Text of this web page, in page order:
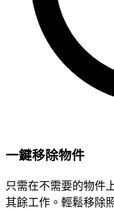
一鍵移除物件
只需在不需要的物件
其餘工作。輕鬆移除